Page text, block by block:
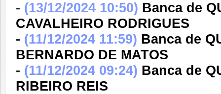
- (13/12/2024 10:50) Banca de
CAVALHEIRO RODRIGUES
- (11/12/2024 11:59) Banca de
BERNARDO DE MATOS
- (11/12/2024 09:24) Banca de
RIBEIRO REIS